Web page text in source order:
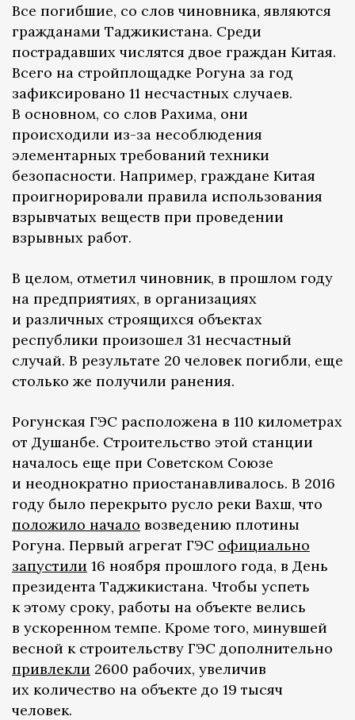
Все погибшие, со слов чиновника, являются
гражданами Таджикистана. Среди
пострадавших числятся двое граждан Китая.
Всего на стройплощадке Рогуна за год
зафиксировано 11 несчастных случаев.
В основном, со слов Рахима, они
происходили из-за несоблюдения
элементарных требований техники
безопасности. Например, граждане Китая
проигнорировали правила использования
взрывчатых веществ при проведении
взрывных работ.
В целом, отметил чиновник, в прошлом году
на предприятиях, в организациях
и различных строящихся объектах
республики произошел 31 несчастный
случай. В результате 20 человек погибли, еще
столько же получили ранения.
Рогунская ГЭС расположена в 110 километрах
от Душанбе. Строительство этой станции
началось еще при Советском Союзе
и неоднократно приостанавливалось. В 2016
году было перекрыто русло реки Вахш, что
положило начало возведению плотины
Рогуна. Первый агрегат ГЭС официально
запустили 16 ноября прошлого года, в День
президента Таджикистана. Чтобы успеть
к этому сроку, работы на объекте велись
в ускоренном темпе. Кроме того, минувшей
весной к строительству ГЭС дополнительно
привлекли 2600 рабочих, увеличив
их количество на объекте до 19 тысяч
человек.